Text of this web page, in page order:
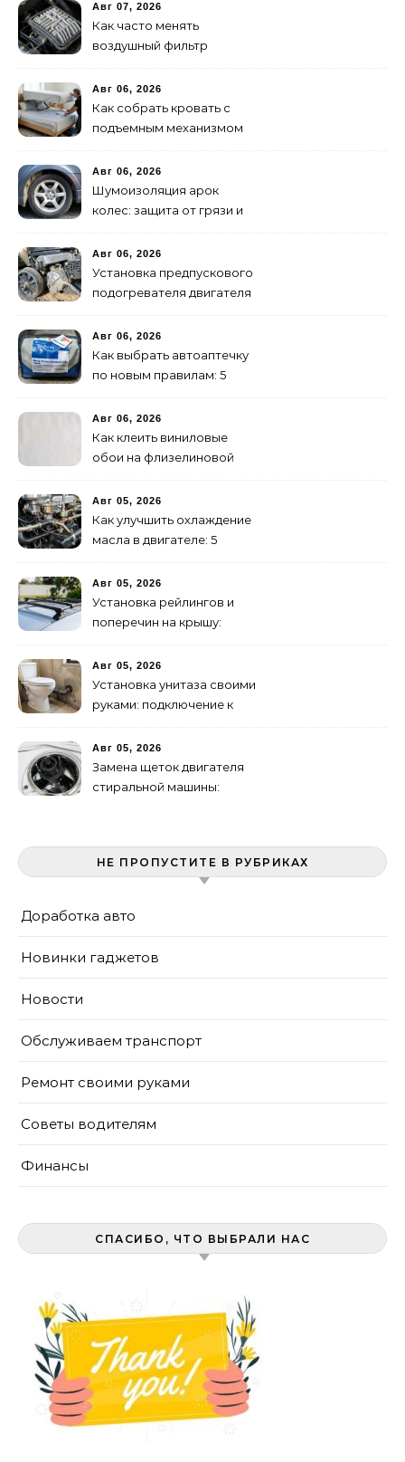
Авг 07, 2026
Как часто менять
воздушный фильтр
признаки износа
Авг 06, 2026
Как собрать кровать с
подъемным механизмом
инструкция
Авг 06, 2026
Шумоизоляция арок
колес: защита от грязи и
Авг 06, 2026
Установка предпускового
подогревателя двигателя
Авг 06, 2026
Как выбрать автоаптечку
по новым правилам: 5
Авг 06, 2026
Как клеить виниловые
обои на флизелиновой
инструкция
Авг 05, 2026
Как улучшить охлаждение
масла в двигателе: 5
Авг 05, 2026
Установка рейлингов и
поперечин на крышу:
Авг 05, 2026
Установка унитаза своими
руками: подключение к
Авг 05, 2026
Замена щеток двигателя
стиральной машины:
НЕ ПРОПУСТИТЕ В РУБРИКАХ
Доработка авто
Новинки гаджетов
Новости
Обслуживаем транспорт
Ремонт своими руками
Советы водителям
Финансы
СПАСИБО, ЧТО ВЫБРАЛИ НАС